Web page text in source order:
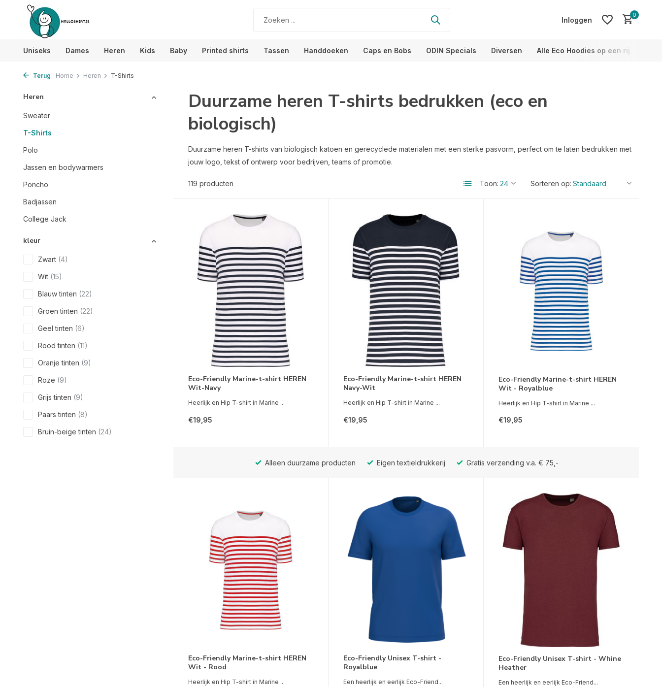
Inloggen
0
Uniseks Dames Heren Kids Baby Printed shirts Tassen Handdoeken Caps en Bobs ODIN Specials Diversen Alle Eco Hoodies op een rij
Terug Home Heren T-Shirts
Heren
Sweater
T-Shirts
Polo
Jassen en bodywarmers
Poncho
Badjassen
College Jack
kleur
Zwart (4)
Wit (15)
Blauw tinten (22)
Groen tinten (22)
Geel tinten (6)
Rood tinten (11)
Oranje tinten (9)
Roze (9)
Grijs tinten (9)
Paars tinten (8)
Bruin-beige tinten (24)
Duurzame heren T-shirts bedrukken (eco en
biologisch)
Duurzame heren T-shirts van biologisch katoen en gerecyclede materialen met een sterke pasvorm, perfect om te laten bedrukken met
jouw logo, tekst of ontwerp voor bedrijven, teams of promotie.
119 producten Toon: Sorteren op:
Eco-Friendly Marine-t-shirt HEREN
Wit-Navy
Heerlijk en Hip T-shirt in Marine ...
€19,95
Eco-Friendly Marine-t-shirt HEREN
Navy-Wit
Heerlijk en Hip T-shirt in Marine ...
€19,95
Eco-Friendly Marine-t-shirt HEREN
Wit - Royalblue
Heerlijk en Hip T-shirt in Marine ...
€19,95
Alleen duurzame producten Eigen textieldrukkerij Gratis verzending v.a. € 75,-
Eco-Friendly Marine-t-shirt HEREN
Wit - Rood
Heerlijk en Hip T-shirt in Marine ...
Eco-Friendly Unisex T-shirt -
Royalblue
Een heerlijk en eerlijk Eco-Friend...
Eco-Friendly Unisex T-shirt - Whine
Heather
Een heerlijk en eerlijk Eco-Friend...